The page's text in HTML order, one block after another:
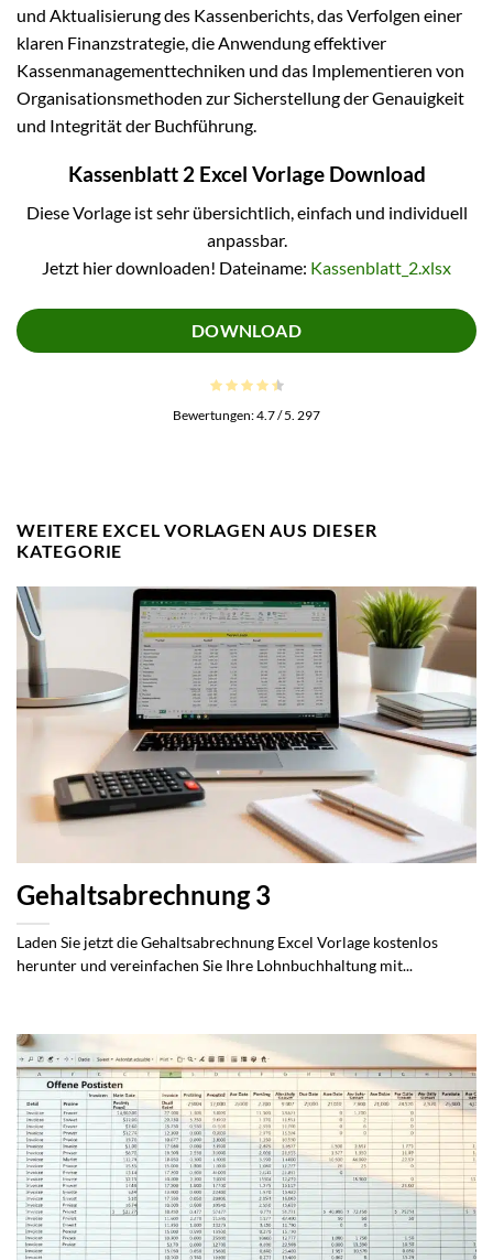
und Aktualisierung des Kassenberichts, das Verfolgen einer
klaren Finanzstrategie, die Anwendung effektiver
Kassenmanagementtechniken und das Implementieren von
Organisationsmethoden zur Sicherstellung der Genauigkeit
und Integrität der Buchführung.
Kassenblatt 2 Excel Vorlage Download
Diese Vorlage ist sehr übersichtlich, einfach und individuell
anpassbar.
Jetzt hier downloaden! Dateiname: Kassenblatt_2.xlsx
DOWNLOAD
Bewertungen:4.7/ 5. 297
WEITERE EXCEL VORLAGEN AUS DIESER
KATEGORIE
Gehaltsabrechnung 3
Laden Sie jetzt die Gehaltsabrechnung Excel Vorlage kostenlos
herunter und vereinfachen Sie Ihre Lohnbuchhaltung mit...